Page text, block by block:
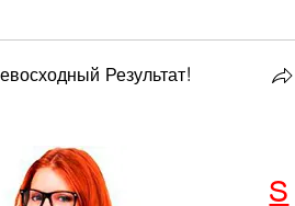
Результат!
S